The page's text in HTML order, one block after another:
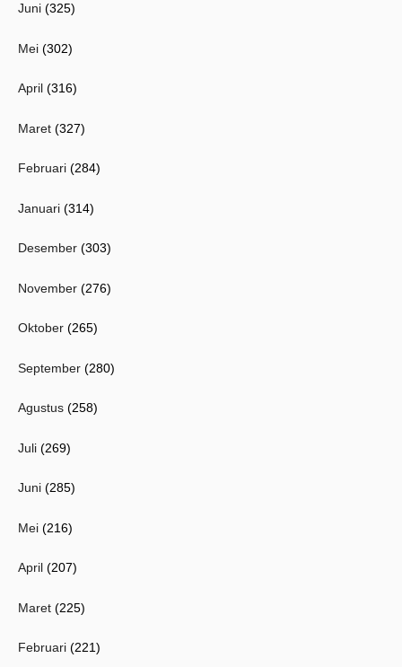
Juni (325)
Mei (302)
April (316)
Maret (327)
Februari (284)
Januari (314)
Desember (303)
November (276)
Oktober (265)
September (280)
Agustus (258)
Juli (269)
Juni (285)
Mei (216)
April (207)
Maret (225)
Februari (221)